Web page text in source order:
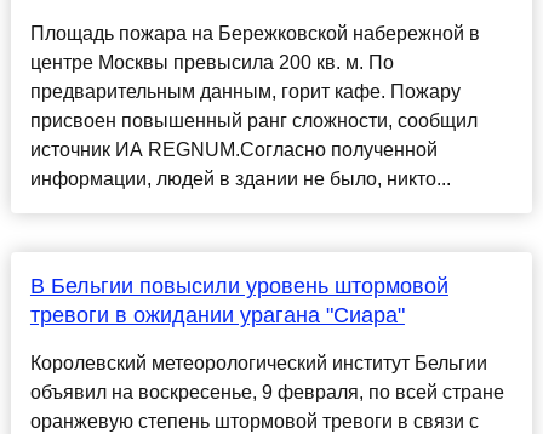
Площадь пожара на Бережковской набережной в
центре Москвы превысила 200 кв. м. По
предварительным данным, горит кафе. Пожару
присвоен повышенный ранг сложности, сообщил
источник ИА REGNUM.Согласно полученной
информации, людей в здании не было, никто...
В Бельгии повысили уровень штормовой
тревоги в ожидании урагана "Сиара"
Королевский метеорологический институт Бельгии
объявил на воскресенье, 9 февраля, по всей стране
оранжевую степень штормовой тревоги в связи с